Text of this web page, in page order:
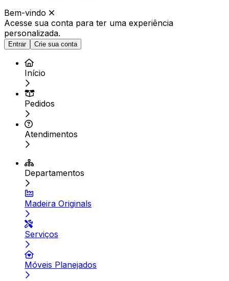
Bem-vindo
Acesse sua conta para ter uma experiência
personalizada.
Entrar Crie sua conta
Início
Pedidos
Atendimentos
Departamentos
Madeira Originals
Serviços
Móveis Planejados